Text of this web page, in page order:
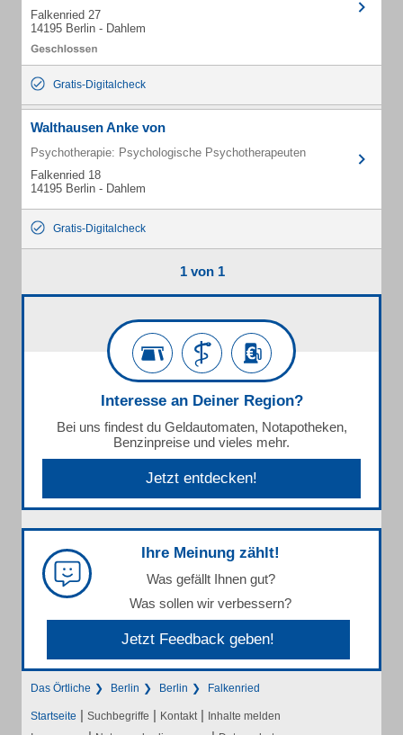
Falkenried 27
14195 Berlin - Dahlem
Gratis-Digitalcheck
Walthausen Anke von
Psychotherapie: Psychologische Psychotherapeuten
Falkenried 18
14195 Berlin - Dahlem
Gratis-Digitalcheck
1 von 1
Interesse an Deiner Region?
Bei uns findest du Geldautomaten, Notapotheken,
Benzinpreise und vieles mehr.
Jetzt entdecken!
Ihre Meinung zählt!
Was gefällt Ihnen gut?
Was sollen wir verbessern?
Jetzt Feedback geben!
Das Örtliche Berlin Berlin Falkenried
Startseite | Suchbegriffe | Kontakt | Inhalte melden